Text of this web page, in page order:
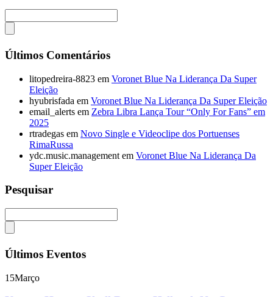
Últimos Comentários
litopedreira-8823 em Voronet Blue Na Liderança Da Super
Eleição
hyubrisfada em Voronet Blue Na Liderança Da Super Eleição
email_alerts em Zebra Libra Lança Tour “Only For Fans” em
2025
rtradegas em Novo Single e Videoclipe dos Portuenses
RimaRussa
ydc.music.management em Voronet Blue Na Liderança Da
Super Eleição
Pesquisar
Últimos Eventos
15Março